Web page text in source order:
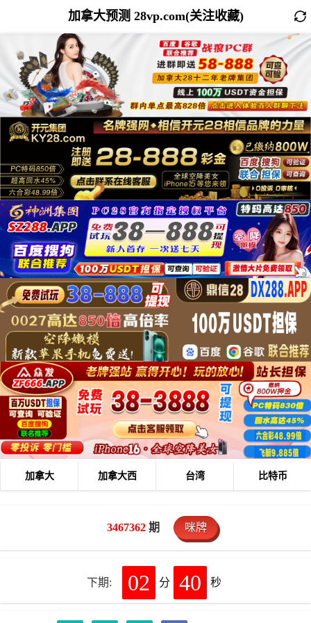
加拿大预测 28vp.com(关注收藏)
加拿大 加拿大西 台湾 比特币
3467362 期 咪牌
下期: 02 分 40 秒